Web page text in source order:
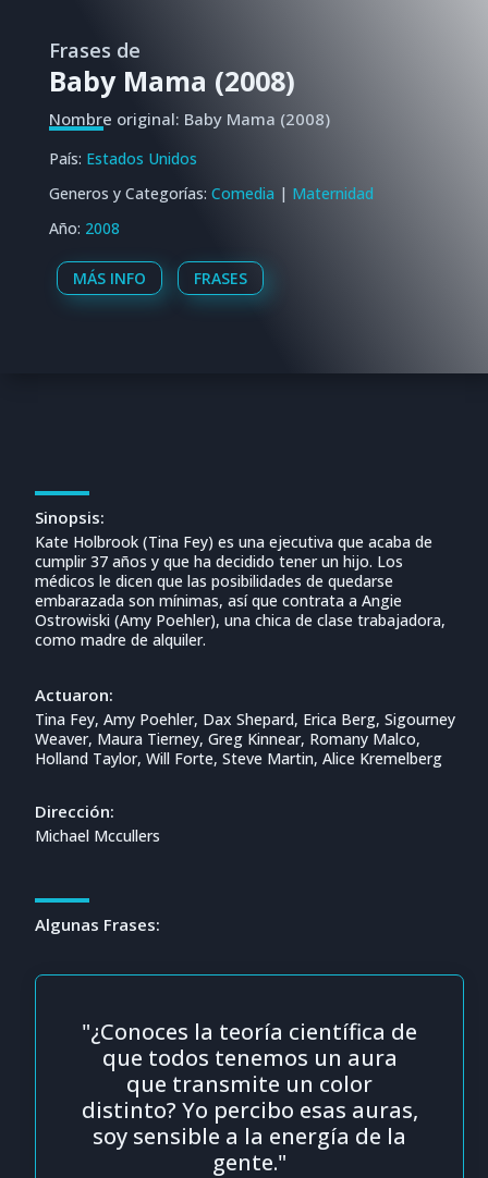
Frases de
Baby Mama (2008)
Nombre original: Baby Mama (2008)
País: Estados Unidos
Generos y Categorías: Comedia | Maternidad
Año: 2008
MÁS INFO FRASES
Sinopsis:
Kate Holbrook (Tina Fey) es una ejecutiva que acaba de
cumplir 37 años y que ha decidido tener un hijo. Los
médicos le dicen que las posibilidades de quedarse
embarazada son mínimas, así que contrata a Angie
Ostrowiski (Amy Poehler), una chica de clase trabajadora,
como madre de alquiler.
Actuaron:
Tina Fey, Amy Poehler, Dax Shepard, Erica Berg, Sigourney
Weaver, Maura Tierney, Greg Kinnear, Romany Malco,
Holland Taylor, Will Forte, Steve Martin, Alice Kremelberg
Dirección:
Michael Mccullers
Algunas Frases:
"¿Conoces la teoría científica de
que todos tenemos un aura
que transmite un color
distinto? Yo percibo esas auras,
soy sensible a la energía de la
gente."